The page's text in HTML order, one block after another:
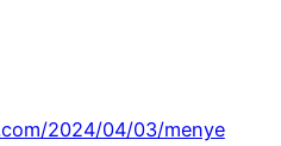
2024/04/03/menye